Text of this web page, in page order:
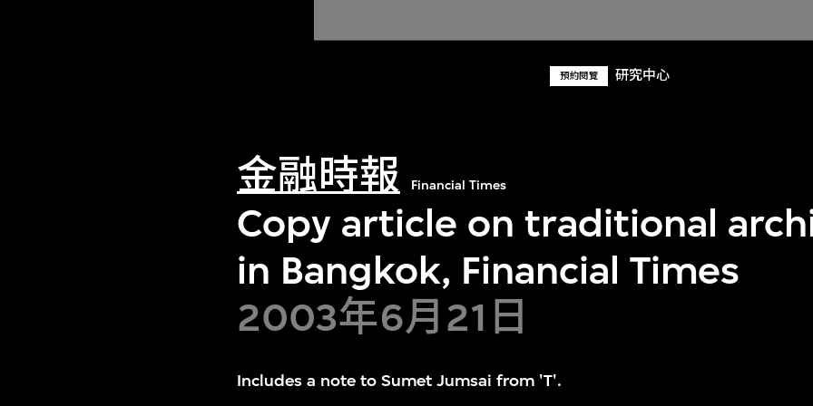
預約閱覽 研究中心
金融時報 Financial Times
Copy article on traditional
in Bangkok, Financial Times
2003年6月21日
Includes a note to Sumet Jumsai from 'T'.